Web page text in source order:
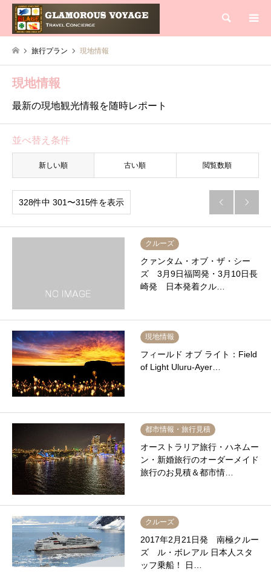
検索
旅行プラン 現地情報
現地情報
最新の現地観光情報を随時レポート
並べ替え条件
新しい順 古い順 閲覧数順
328件中 301〜315件を表示  
クルーズ
クァンタム・オブ・ザ・シー
ズ 3月9日福岡発・3月10日長
崎発 日本発着クル…
現地情報
フィールド オブ ライト：Field
of Light Uluru-Ayer…
都市情報・旅行見積
オーストラリア旅行・ハネムー
ン・新婚旅行のオーダーメイド
旅行のお見積＆都市情…
クルーズ
2017年2月21日発 南極クルー
ズ ル・ボレアル 日本人スタ
ッフ乗船！ 日…